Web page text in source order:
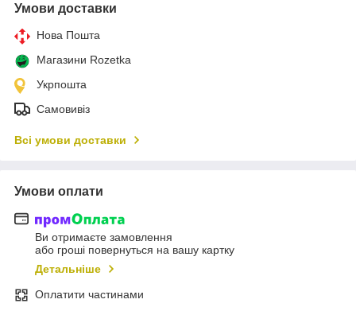
Умови доставки
Нова Пошта
Магазини Rozetka
Укрпошта
Самовивіз
Всі умови доставки
Умови оплати
Ви отримаєте замовлення
або гроші повернуться на вашу картку
Детальніше
Оплатити частинами